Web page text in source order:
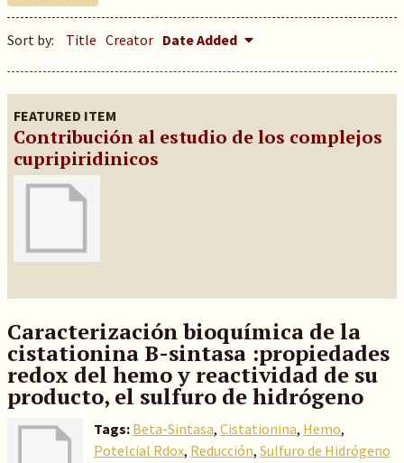
Sort by: Title Creator Date Added
FEATURED ITEM
Contribución al estudio de los complejos
cupripiridinicos
Caracterización bioquímica de la
cistationina B-sintasa :propiedades
redox del hemo y reactividad de su
producto, el sulfuro de hidrógeno
Tags: Beta-Sintasa, Cistationina, Hemo,
Potelcial Rdox, Reducción, Sulfuro de Hidrógeno